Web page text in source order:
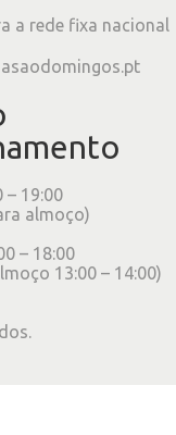
a rede fixa nacional
– 19:00
almoço)
– 18:00
13:00 – 14:00)